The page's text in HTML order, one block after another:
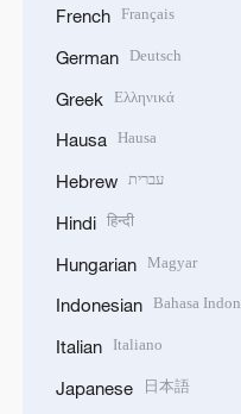
French Français
German Deutsch
Greek Ελληνικά
Hausa Hausa
Hebrew עברית
Hindi हिन्दी
Hungarian Magyar
Indonesian Bahasa
Italian Italiano
Japanese 日本語